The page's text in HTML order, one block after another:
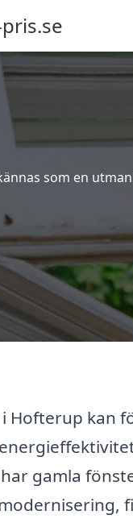
som en
Hofterup kan
gamla